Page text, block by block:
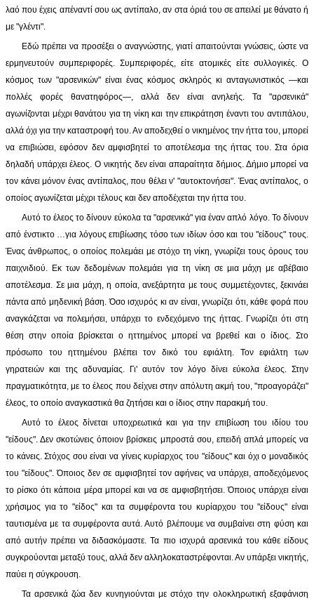
λαό που έχεις απέναντί σου ως αντίπαλο, αν στα όριά του σε απειλεί με θάνατο ή
με "γλέντι".
Εδώ πρέπει να προσέξει ο αναγνώστης, γιατί απαιτούνται γνώσεις, ώστε να
ερμηνευτούν συμπεριφορές. Συμπεριφορές, είτε ατομικές είτε συλλογικές. Ο
κόσμος των "αρσενικών" είναι ένας κόσμος σκληρός κι ανταγωνιστικός —και
πολλές φορές θανατηφόρος—, αλλά δεν είναι ανηλεής. Τα "αρσενικά"
αγωνίζονται μέχρι θανάτου για τη νίκη και την επικράτηση έναντι του αντιπάλου,
αλλά όχι για την καταστροφή του. Αν αποδεχθεί ο νικημένος την ήττα του, μπορεί
να επιβιώσει, εφόσον δεν αμφισβητεί το αποτέλεσμα της ήττας του. Στα όρια
δηλαδή υπάρχει έλεος. Ο νικητής δεν είναι απαραίτητα δήμιος. Δήμιο μπορεί να
τον κάνει μόνον ένας αντίπαλος, που θέλει ν' "αυτοκτονήσει". Ένας αντίπαλος, ο
οποίος αγωνίζεται μέχρι τέλους και δεν αποδέχεται την ήττα του.
Αυτό το έλεος το δίνουν εύκολα τα "αρσενικά" για έναν απλό λόγο. Το δίνουν
από ένστικτο …για λόγους επιβίωσης τόσο των ιδίων όσο και του "είδους" τους.
Ένας άνθρωπος, ο οποίος πολεμάει με στόχο τη νίκη, γνωρίζει τους όρους του
παιχνιδιού. Εκ των δεδομένων πολεμάει για τη νίκη σε μια μάχη με αβέβαιο
αποτέλεσμα. Σε μια μάχη, η οποία, ανεξάρτητα με τους συμμετέχοντες, ξεκινάει
πάντα από μηδενική βάση. Όσο ισχυρός κι αν είναι, γνωρίζει ότι, κάθε φορά που
αναγκάζεται να πολεμήσει, υπάρχει το ενδεχόμενο της ήττας. Γνωρίζει ότι στη
θέση στην οποία βρίσκεται ο ηττημένος μπορεί να βρεθεί και ο ίδιος. Στο
πρόσωπο του ηττημένου βλέπει τον δικό του εφιάλτη. Τον εφιάλτη των
γηρατειών και της αδυναμίας. Γι' αυτόν τον λόγο δίνει εύκολα έλεος. Στην
πραγματικότητα, με το έλεος που δείχνει στην απόλυτη ακμή του, "προαγοράζει"
έλεος, το οποίο αναγκαστικά θα ζητήσει και ο ίδιος στην παρακμή του.
Αυτό το έλεος δίνεται υποχρεωτικά και για την επιβίωση του ιδίου του
"είδους". Δεν σκοτώνεις όποιον βρίσκεις μπροστά σου, επειδή απλά μπορείς να
το κάνεις. Στόχος σου είναι να γίνεις κυρίαρχος του "είδους" και όχι ο μοναδικός
του "είδους". Όποιος δεν σε αμφισβητεί τον αφήνεις να υπάρχει, αποδεχόμενος
το ρίσκο ότι κάποια μέρα μπορεί και να σε αμφισβητήσει. Όποιος υπάρχει είναι
χρήσιμος για το "είδος" και τα συμφέροντα του κυρίαρχου του "είδους" είναι
ταυτισμένα με τα συμφέροντα αυτά. Αυτό βλέπουμε να συμβαίνει στη φύση και
από αυτήν πρέπει να διδασκόμαστε. Τα πιο ισχυρά αρσενικά του κάθε είδους
συγκρούονται μεταξύ τους, αλλά δεν αλληλοκαταστρέφονται. Αν υπάρξει νικητής,
παύει η σύγκρουση.
Τα αρσενικά ζώα δεν κυνηγιούνται με στόχο την ολοκληρωτική εξαφάνιση